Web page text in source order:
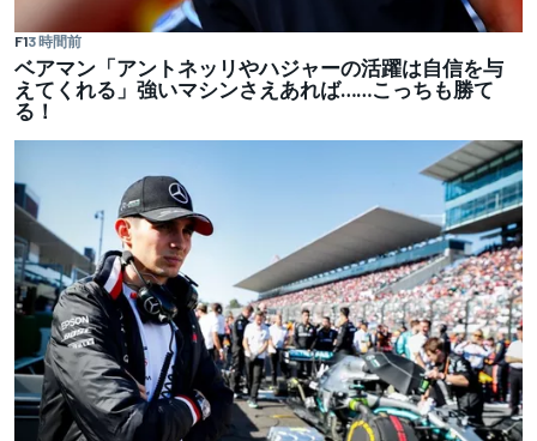
F13 時間前
ベアマン「アントネッリやハジャーの活躍は自信を与
えてくれる」強いマシンさえあれば……こっちも勝て
る！